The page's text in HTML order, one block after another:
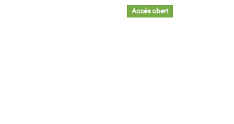
Accés obert